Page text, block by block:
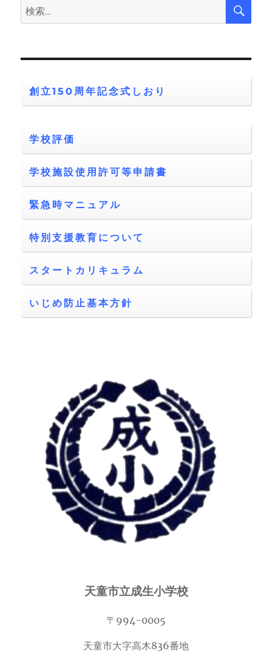
検
索:
創立150周年記念式しおり
学校評価
学校施設使用許可等申請書
緊急時マニュアル
特別支援教育について
スタートカリキュラム
いじめ防止基本方針
天童市立成生小学校
〒994-0005
天童市大字高木836番地